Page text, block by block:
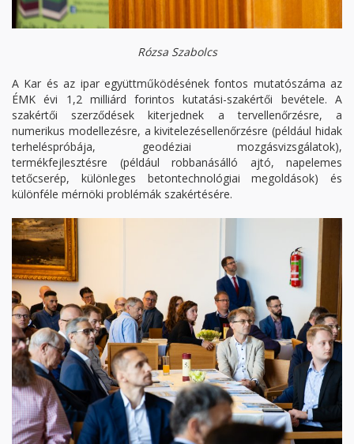
Rózsa Szabolcs
A Kar és az ipar együttműködésének fontos mutatószáma az
ÉMK évi 1,2 milliárd forintos kutatási-szakértői bevétel​e. A
szakértői szerződések kiterjednek a tervellenőrzésre, a
numerikus modellezés​re, a kivitelezésellenőrzésre (például hidak
terheléspróbája, geodéziai mozgásvizsgálatok),
termékfejlesztésre (például robbanásálló ajtó, napelemes
tetőcserép, különleges betontechnológiai megoldások)​ és
különféle mérnöki problémák szakértésére.